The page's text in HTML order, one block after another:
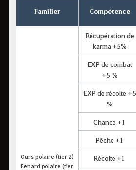
Familier Compétence
Ours polaire (tier 2)
Renard polaire (tier
Récupération de
karma +5%
EXP de combat
+5 %
EXP de récolte +5
%
Chance +1
Pêche +1
Récolte +1